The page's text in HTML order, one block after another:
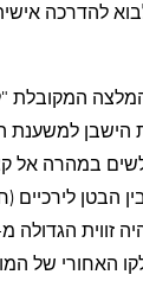
להדרכה
המקובלת
הישבן למשענת
במהרה אל
הבטן לירכיים
האחורי של